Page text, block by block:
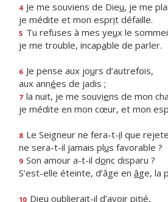
4 Je me souviens de Dieu, je me
je médite et mon esprit défaille.
5 Tu refuses à mes yeux le
je me trouble, incapable de parler.
6 Je pense aux jours d’autrefois,
aux années de jadis ;
7 la nuit, je me souviens de mon
je médite en mon cœur, et mon
8 Le Seigneur ne fera-t-il que
ne sera-t-il jamais plus favorable ?
9 Son amour a-t-il donc disparu ?
S’est-elle éteinte, d’âge en âge, la
10 Dieu oublierait-il d’avoir pitié,